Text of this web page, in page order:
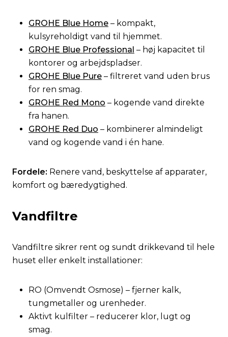
GROHE Blue Home – kompakt,
kulsyreholdigt vand til hjemmet.
GROHE Blue Professional – høj kapacitet til
kontorer og arbejdspladser.
GROHE Blue Pure – filtreret vand uden brus
for ren smag.
GROHE Red Mono – kogende vand direkte
fra hanen.
GROHE Red Duo – kombinerer almindeligt
vand og kogende vand i én hane.
Fordele: Renere vand, beskyttelse af apparater,
komfort og bæredygtighed.
Vandfiltre
Vandfiltre sikrer rent og sundt drikkevand til hele
huset eller enkelt installationer:
RO (Omvendt Osmose) – fjerner kalk,
tungmetaller og urenheder.
Aktivt kulfilter – reducerer klor, lugt og
smag.